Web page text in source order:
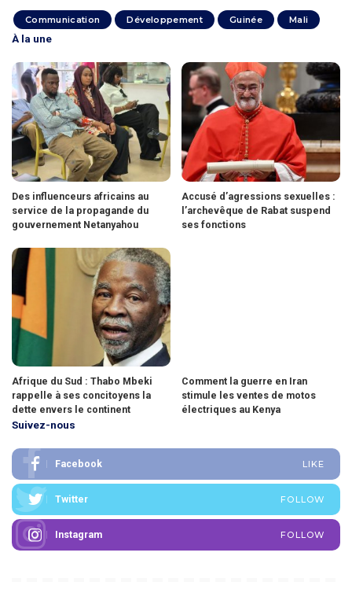
Communication Développement Guinée Mali
À la une
Des influenceurs africains au
service de la propagande du
gouvernement Netanyahou
Accusé d’agressions sexuelles :
l’archevêque de Rabat suspend
ses fonctions
Afrique du Sud : Thabo Mbeki
rappelle à ses concitoyens la
dette envers le continent
Comment la guerre en Iran
stimule les ventes de motos
électriques au Kenya
Suivez-nous
Facebook LIKE
Twitter FOLLOW
Instagram FOLLOW